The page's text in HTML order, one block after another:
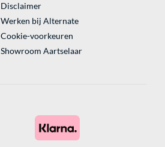
Disclaimer
Werken bij Alternate
Cookie-voorkeuren
Showroom Aartselaar